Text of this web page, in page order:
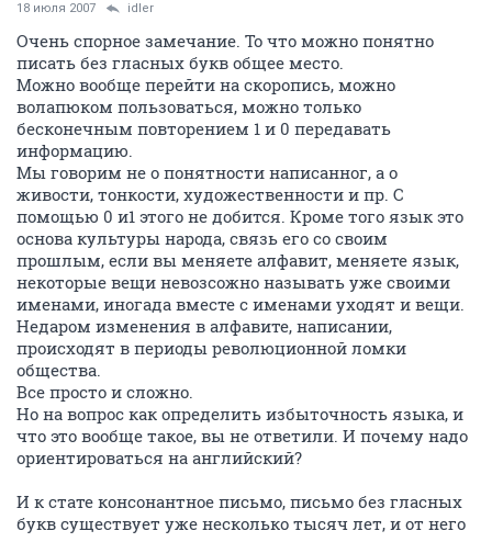
18 июля 2007 idler
Очень спорное замечание. То что можно понятно
писать без гласных букв общее место.
Можно вообще перейти на скоропись, можно
волапюком пользоваться, можно только
бесконечным повторением 1 и 0 передавать
информацию.
Мы говорим не о понятности написанног, а о
живости, тонкости, художественности и пр. С
помощью 0 и1 этого не добится. Кроме того язык это
основа культуры народа, связь его со своим
прошлым, если вы меняете алфавит, меняете язык,
некоторые вещи невозсожно называть уже своими
именами, иногада вместе с именами уходят и вещи.
Недаром изменения в алфавите, написании,
происходят в периоды революционной ломки
общества.
Все просто и сложно.
Но на вопрос как определить избыточность языка, и
что это вообще такое, вы не ответили. И почему надо
ориентироваться на английский?
И к стате консонантное письмо, письмо без гласных
букв существует уже несколько тысяч лет, и от него